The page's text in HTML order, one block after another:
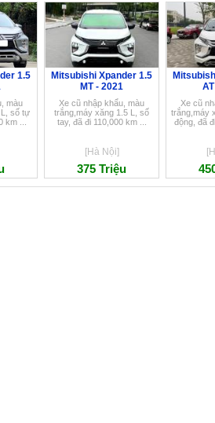
1.5
màu
số tự
km ...
Mitsubishi Xpander 1.5
MT - 2021
Xe cũ nhập khẩu, màu
trắng,máy xăng 1.5 L, số
tay, đã đi 110,000 km ...
[Hà Nội]
375 Triệu
Xe cũ
trắng,máy
động, đã